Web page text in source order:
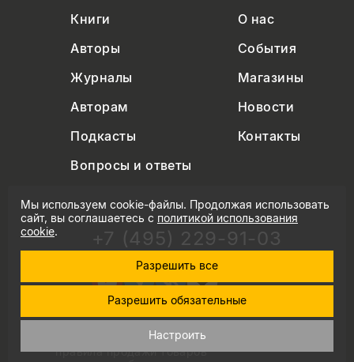
Книги
О нас
Авторы
События
Журналы
Магазины
Авторам
Новости
Подкасты
Контакты
Вопросы и ответы
+7 (495) 229-91-03
info@nlobooks.ru
© Новое литературное обозрение. 2026
правила продажи товаров
Мы используем cookie-файлы. Продолжая использовать
сайт, вы соглашаетесь с политикой использования
cookie.
Разрешить все
Разрешить обязательные
Настроить